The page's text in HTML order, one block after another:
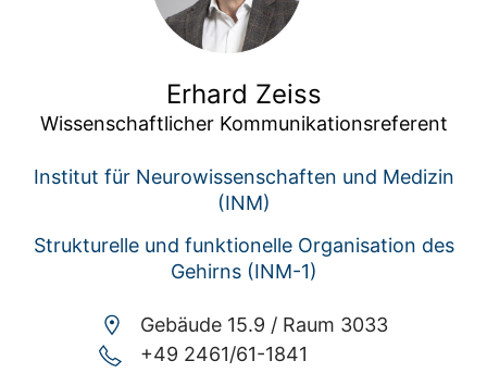
Erhard Zeiss
Wissenschaftlicher Kommunikationsreferent
Institut für Neurowissenschaften und Medizin
(INM)
Strukturelle und funktionelle Organisation des
Gehirns (INM-1)
Gebäude 15.9 / Raum 3033
+49 2461/61-1841